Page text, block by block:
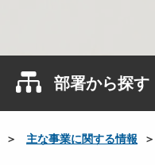
部署から探す
主な事業に関する情報